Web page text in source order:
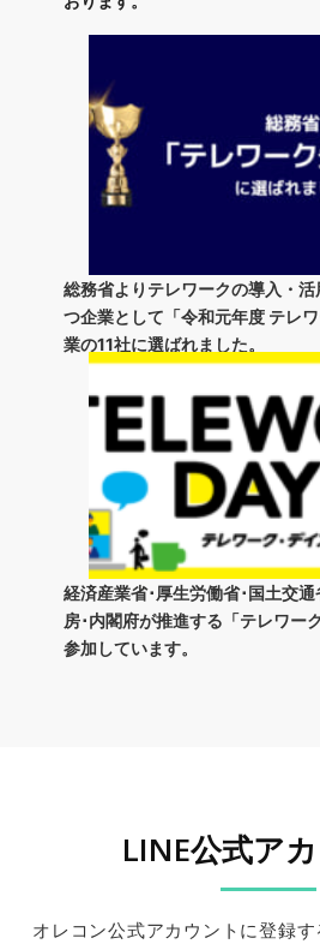
総務省よりテレワークの導入・
つ企業として「令和元年度 テレ
業の11社に選ばれました。
経済産業省･厚生労働省･国土交
房･内閣府が推進する「テレワー
参加しています。
LINE公式ア
オレコン公式アカウントに登録